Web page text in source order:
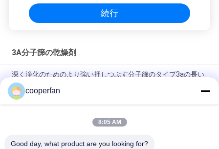
続行
3A分子篩の乾燥剤
深く浄化のためのより強い押しつぶす分子篩のタイプ3aの長い
生命
25KG/Bag 3Aの分子篩の乾燥性があるAluminasilicateのゼオラ
cooperfan
8:05 AM
Good day, what product are you looking for?